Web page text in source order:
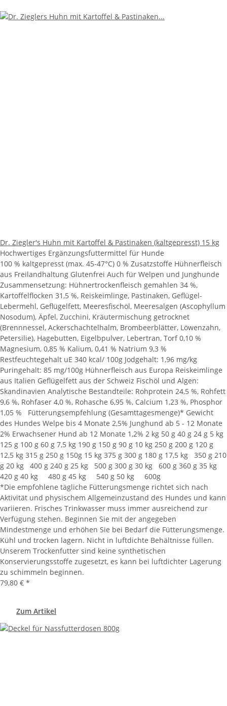
Dr. Ziegler's Huhn mit Kartoffel & Pastinaken (kaltgepresst) 15 kg
Hochwertiges Ergänzungsfuttermittel für Hunde
100 % kaltgepresst (max. 45-47°C) 0 % Zusatzstoffe Hühnerfleisch
aus Freilandhaltung Glutenfrei Auch für Welpen und Junghunde
Zusammensetzung: Hühnertrockenfleisch gemahlen 34 %,
Kartoffelflocken 31,5 %, Reiskeimlinge, Pastinaken, Geflügel-
Lebermehl, Geflügelfett, Meeresfischöl, Meeresalgen (Ascophyllum
Nosodum), Äpfel, Zucchini, Kräutermischung getrocknet
(Brennnessel, Ackerschachtelhalm, Brombeerblätter, Löwenzahn,
Petersilie), Hagebutten, Eigelbpulver, Lebertran, Torf 0,10 %
Magnesium, 0,85 % Kalium, 0,41 % Natrium 9,3 %
Restfeuchtegehalt uE 340 kcal/ 100g Jodgehalt: 1,96 mg/kg
Puringehalt: 85 mg/100g Hühnerfleisch aus Europa Reiskeimlinge
aus Italien Geflügelfett aus der Schweiz Fischöl und Algen:
Skandinavien Analytische Bestandteile: Rohprotein 24,5 %, Rohfett
9,6 %, Rohfaser 4,0 %, Rohasche 6,95 %, Calcium 1,23 %, Phosphor
1,05 % Fütterungsempfehlung (Gesamttagesmenge)* Gewicht
des Hundes Welpe bis 4 Monate 2,5% Junghund ab 5 - 12 Monate
2% Erwachsener Hund ab 12 Monate 1,2% 2 kg 50 g 40 g 24 g 5 kg
125 g 100 g 60 g 7,5 kg 190 g 150 g 90 g 10 kg 250 g 200 g 120 g
12,5 kg 315 g 250 g 150g 15 kg 375 g 300 g 180 g 17,5 kg 350 g 210
g 20 kg 400 g 240 g 25 kg 500 g 300 g 30 kg 600 g 360 g 35 kg
420 g 40 kg 480 g 45 kg 540 g 50 kg 600g
*Die empfohlene tägliche Fütterungsmenge richtet sich nach
Aktivität und physischem Allgemeinzustand des Hundes und kann
variieren. Frisches Trinkwasser muss immer ausreichend zur
Verfügung stehen. Beginnen Sie mit der angegeben
Mindestmenge und erhöhen Sie bei Bedarf die Fütterungsmenge.
Kühl und trocken lagern. Nicht in luftdichte Behältnisse füllen.
Unserem Trockenfutter sind keine synthetischen
Konservierungsstoffe zugesetzt, es kann bei luftdichter Lagerung
zu schimmeln beginnen.
79,80 € *
Zum Artikel